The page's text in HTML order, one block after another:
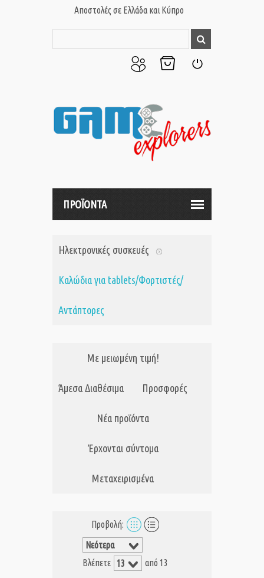
Αποστολές σε Ελλάδα και Κύπρο
μου
ΠΡΟΪΟΝΤΑ
Ηλεκτρονικές συσκευές
Καλώδια για tablets/Φορτιστές/
Αντάπτορες
Με μειωμένη τιμή!
Άμεσα Διαθέσιμα Προσφορές
Νέα προϊόντα
Έρχονται σύντομα
Μεταχειρισμένα
Προβολή:
Βλέπετε από 13